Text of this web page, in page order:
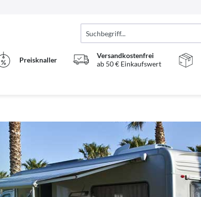
Preisknaller
Versandkostenfrei
ab 50 € Einkaufswert